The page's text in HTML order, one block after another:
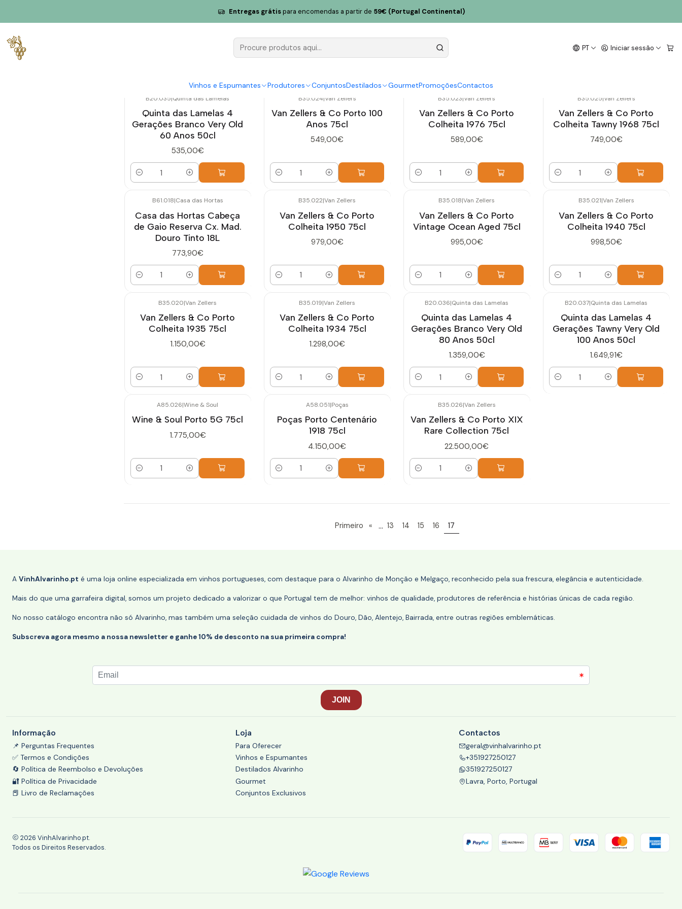
PT Iniciar sessão
Vinhos e Espumantes Produtores ConjuntosDestilados GourmetPromoçõesContactos
Entregas grátispara encomendas a partir de 59€ (Portugal Continental)
Douro
B20.035|Quinta das Lamelas
Quinta das Lamelas 4
Gerações Branco Very Old
60 Anos 50cl
535,00€
Quantidade
B35.024|Van Zellers
Van Zellers & Co Porto 100
Anos 75cl
549,00€
Quantidade
B35.023|Van Zellers
Van Zellers & Co Porto
Colheita 1976 75cl
589,00€
Quantidade
B35.025|Van Zellers
Van Zellers & Co Porto
Colheita Tawny 1968 75cl
749,00€
Quantidade
B61.018|Casa das Hortas
Casa das Hortas Cabeça
de Gaio Reserva Cx. Mad.
Douro Tinto 18L
773,90€
Quantidade
B35.022|Van Zellers
Van Zellers & Co Porto
Colheita 1950 75cl
979,00€
Quantidade
B35.018|Van Zellers
Van Zellers & Co Porto
Vintage Ocean Aged 75cl
995,00€
Quantidade
B35.021|Van Zellers
Van Zellers & Co Porto
Colheita 1940 75cl
998,50€
Quantidade
B35.020|Van Zellers
Van Zellers & Co Porto
Colheita 1935 75cl
1.150,00€
Quantidade
B35.019|Van Zellers
Van Zellers & Co Porto
Colheita 1934 75cl
1.298,00€
Quantidade
B20.036|Quinta das Lamelas
Quinta das Lamelas 4
Gerações Branco Very Old
80 Anos 50cl
1.359,00€
Quantidade
B20.037|Quinta das Lamelas
Quinta das Lamelas 4
Gerações Tawny Very Old
100 Anos 50cl
1.649,91€
Quantidade
A85.026|Wine & Soul
Wine & Soul Porto 5G 75cl
1.775,00€
Quantidade
A58.051|Poças
Poças Porto Centenário
1918 75cl
4.150,00€
Quantidade
B35.026|Van Zellers
Van Zellers & Co Porto XIX
Rare Collection 75cl
22.500,00€
Quantidade
Primeiro « ... 13 14 15 16 17
A VinhAlvarinho.pt é uma loja online especializada em vinhos portugueses, com destaque para o Alvarinho de Monção e Melgaço, reconhecido pela sua frescura, elegância e autenticidade.
Mais do que uma garrafeira digital, somos um projeto dedicado a valorizar o que Portugal tem de melhor: vinhos de qualidade, produtores de referência e histórias únicas de cada região.
No nosso catálogo encontra não só Alvarinho, mas também uma seleção cuidada de vinhos do Douro, Dão, Alentejo, Bairrada, entre outras regiões emblemáticas.
Subscreva agora mesmo a nossa newsletter e ganhe 10% de desconto na sua primeira compra!
Informação
📌 Perguntas Frequentes
✅ Termos e Condições
🔄 Política de Reembolso e Devoluções
🔐 Política de Privacidade
📕 Livro de Reclamações
Loja
Para Oferecer
Vinhos e Espumantes
Destilados Alvarinho
Gourmet
Conjuntos Exclusivos
Contactos
geral@vinhalvarinho.pt
+351927250127
351927250127
Lavra, Porto, Portugal
2026 VinhAlvarinho.pt.
Todos os Direitos Reservados.